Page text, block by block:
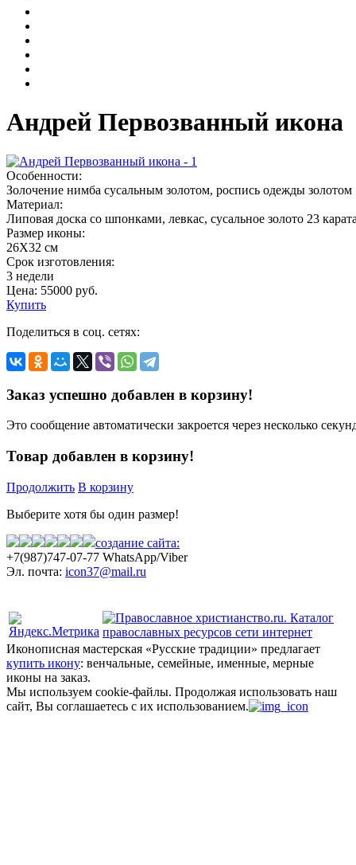
Андрей Первозванный икона
Особенности:
Золочение нимба сусальным золотом, роспись одежды золотом
Материал:
Липовая доска со шпонками, левкас, сусальное золото 23
Размер иконы:
26Х32 см
Срок изготовления:
3 недели
Цена: 55000 руб.
Купить
Поделиться в соц. сетях:
Заказ успешно добавлен в корзину!
Это сообщение автоматически закроется через несколько
Товар добавлен в корзину!
Продолжить В корзину
Выберите хотя бы один размер!
создание сайта:
+7(987)747-07-77 WhatsApp/Viber
Эл. почта: icon37@mail.ru
Иконописная мастерская «Русские традиции» предлагает
купить икону: венчальные, семейные, именные, мерные
иконы на заказ.
Мы используем cookie-файлы. Продолжая использовать наш
сайт, Вы соглашаетесь с их использованием.